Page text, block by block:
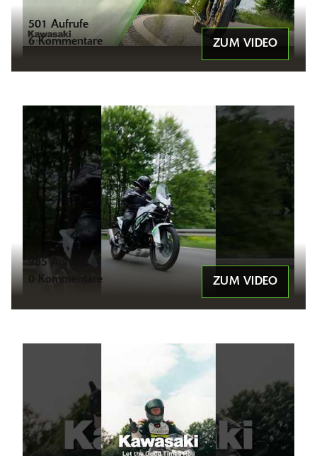
501 Aufrufe
6 Kommentare
ZUM VIDEO
985 Aufrufe
0 Kommentare
ZUM VIDEO